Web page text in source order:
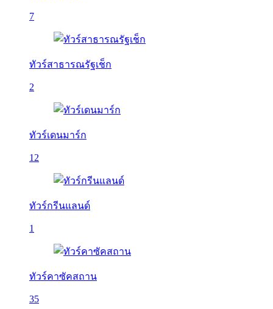
7
ทัวร์สาธารณรัฐเช็ก
2
ทัวร์เดนมาร์ก
12
ทัวร์กรีนแลนด์
1
ทัวร์คาซัคสถาน
35